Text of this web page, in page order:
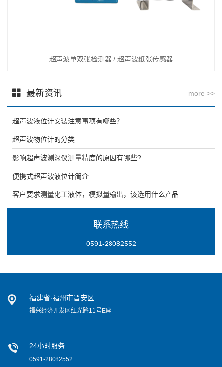
超声波单双张检测器 / 超声波纸张传感器
最新资讯 more >>
超声波液位计安装注意事项有哪些？
超声波物位计的分类
影响超声波测深仪测量精度的原因有哪些?
便携式超声波液位计简介
客户要求测量化工液体，模拟量输出，该选用什么产品
联系热线
0591-28082552
福建省·福州市晋安区
福兴经济开发区红光路11号E座
24小时服务
0591-28082552